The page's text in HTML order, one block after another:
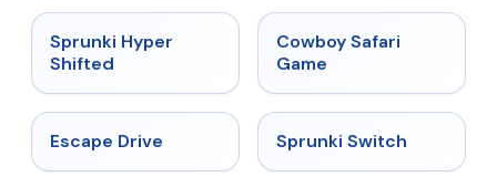
★
Sprunki Hyper
Shifted
Cowboy Safari
Game
Escape Drive ★
Sprunki Switch